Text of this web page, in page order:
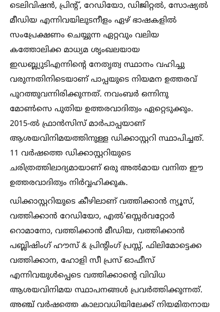
ടെലിവിഷൻ, പ്രിന്റ്, റേഡിയോ, ഡിജിറ്റല്‍, സോഷ്യല്‍
മീഡിയ എന്നിവയിലുടനീളം ഏഴ് ഭാഷകളില്‍
സംപ്രേക്ഷണം ചെയ്യുന്ന ഏറ്റവും വലിയ
കത്തോലിക്ക മാധ്യമ ശൃംഖലയായ
ഇ‌ഡബ്ല്യു‌ടി‌എന്നിന്‍റെ നേതൃത്വ സ്ഥാനം വഹിച്ചു
വരുന്നതിനിടെയാണ് പാപ്പയുടെ നിയമന ഉത്തരവ്
പുറത്തുവന്നിരിക്കുന്നത്. നവംബർ ഒന്നിനു
മോണ്‍സെ പുതിയ ഉത്തരവാദിത്വം ഏറ്റെടുക്കും.
2015-ല്‍ ഫ്രാൻസിസ് മാർപാപ്പയാണ്
ആശയവിനിമയത്തിനുള്ള ഡിക്കാസ്റ്ററി സ്ഥാപിച്ചത്.
11 വര്‍ഷത്തെ ഡിക്കാസ്റ്ററിയുടെ
ചരിത്രത്തിലാദ്യമായാണ് ഒരു അല്‍മായ വനിത ഈ
ഉത്തരവാദിത്വം നിര്‍വ്വഹിക്കുക.
ഡിക്കാസ്റ്ററിയുടെ കീഴിലാണ് വത്തിക്കാൻ ന്യൂസ്,
വത്തിക്കാൻ റേഡിയോ, എല്‍'ഒസ്സർവറ്റോർ
റൊമാനോ, വത്തിക്കാൻ മീഡിയ, വത്തിക്കാൻ
പബ്ലിഷിംഗ് ഹൗസ് & പ്രിന്റിംഗ് പ്രസ്സ്, ഫിലിമോട്ടെക്ക
വത്തിക്കാന, ഹോളി സീ പ്രസ് ഓഫീസ്
എന്നിവയുള്‍പ്പെടെ വത്തിക്കാന്റെ വിവിധ
ആശയവിനിമയ സ്ഥാപനങ്ങള്‍ പ്രവര്‍ത്തിക്കുന്നത്.
അഞ്ച് വർഷത്തെ കാലാവധിയിലേക്ക് നിയമിതനായ